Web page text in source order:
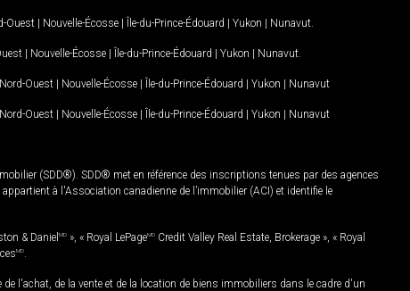
Ouest | Nouvelle-Écosse | Île-du-Prince-Édouard | Yukon | Nunavut
| Nouvelle-Écosse | Île-du-Prince-Édouard | Yukon | Nunavut
Ouest | Nouvelle-Écosse | Île-du-Prince-Édouard | Yukon | Nunavut
Ouest | Nouvelle-Écosse | Île-du-Prince-Édouard | Yukon | Nunavut
(SDD®). SDD® met en référence des inscriptions tenues par des agences
à l'Association canadienne de l’immobilier (ACI) et identifie le
& Daniel MD », « Royal LePageMD Credit Valley Real Estate, Brokerage », « Royal
MD
l'achat, de la vente et de la location de biens immobiliers dans le cadre d'un